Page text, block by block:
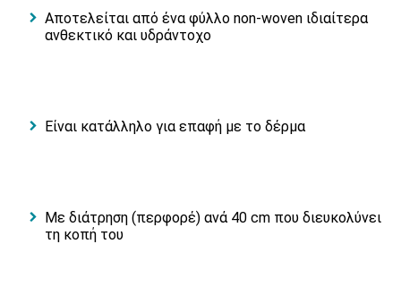
Αποτελείται από ένα φύλλο non-woven ιδιαίτερα
ανθεκτικό και υδράντοχο
Είναι κατάλληλο για επαφή με το δέρμα
Με διάτρηση (περφορέ) ανά 40 cm που διευκολύνει
τη κοπή του